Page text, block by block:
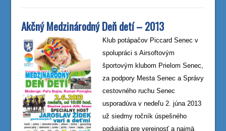
Akčný Medzinárodný Deň detí – 2013
Klub potápačov Piccard Senec v
spolupráci s Airsoftovým
športovým klubom Prielom Senec,
za podpory Mesta Senec a Správy
cestovného ruchu Senec
usporadúva v nedeľu 2. júna 2013
už siedmy ročník úspešného
podujatia pre verejnosť a najmä